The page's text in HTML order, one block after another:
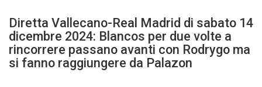
Diretta Vallecano-Real Madrid di sabato 14
dicembre 2024: Blancos per due volte a
rincorrere passano avanti con Rodrygo ma
si fanno raggiungere da Palazon